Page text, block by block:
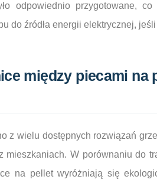
odpowiednio przygotowane,
do źródła energii elektrycznej,
między piecami na
z wielu dostępnych rozwiązań
mieszkaniach. W porównaniu do
na pellet wyróżniają się